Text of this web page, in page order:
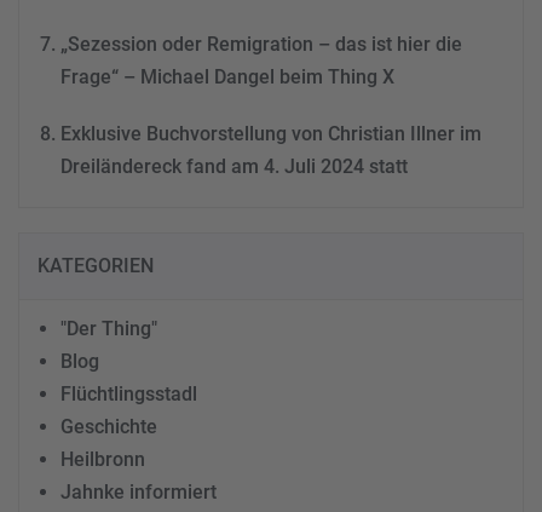
„Sezession oder Remigration – das ist hier die
Frage“ – Michael Dangel beim Thing X
Exklusive Buchvorstellung von Christian Illner im
Dreiländereck fand am 4. Juli 2024 statt
KATEGORIEN
"Der Thing"
Blog
Flüchtlingsstadl
Geschichte
Heilbronn
Jahnke informiert